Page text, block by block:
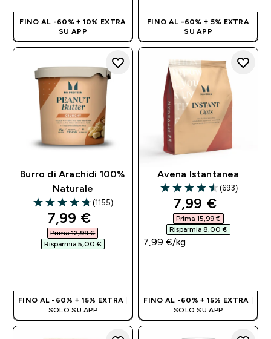
FINO AL -60% + 10% EXTRA
SU APP
FINO AL -60% + 5% EXTRA
SU APP
Burro di Arachidi 100%
Naturale
4.73 out of 5 stars
(1155)
discounted price
7,99 €‎
Prima 12,99 €‎
Risparmia 5,00 €‎
FINO AL -60% + 15% EXTRA
SOLO SU APP
Avena Istantanea
4.58 out of 5 stars
(693)
discounted
7,99 €‎
Prima 15,99 €‎
Risparmia 8,00 €‎
7,99 €‎/kg
FINO AL -60% + 15% EXTRA
SOLO SU APP